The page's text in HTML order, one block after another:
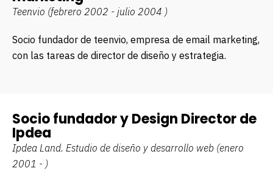
Teenvio (febrero 2002 - julio 2004 )
Socio fundador de teenvio, empresa de email marketing,
con las tareas de director de diseño y estrategia.
Socio fundador y Design Director de
Ipdea
Ipdea Land. Estudio de diseño y desarrollo web (enero
2001 - )